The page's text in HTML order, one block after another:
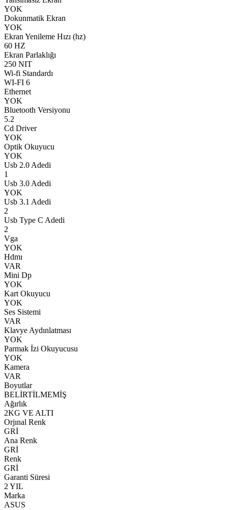
YOK
Dokunmatik Ekran
YOK
Ekran Yenileme Hızı (hz)
60 HZ
Ekran Parlaklığı
250 NIT
Wi-fi Standardı
WI-FI 6
Ethernet
YOK
Bluetooth Versiyonu
5.2
Cd Driver
YOK
Optik Okuyucu
YOK
Usb 2.0 Adedi
1
Usb 3.0 Adedi
YOK
Usb 3.1 Adedi
2
Usb Type C Adedi
2
Vga
YOK
Hdmı
VAR
Mini Dp
YOK
Kart Okuyucu
YOK
Ses Sistemi
VAR
Klavye Aydınlatması
YOK
Parmak İzi Okuyucusu
YOK
Kamera
VAR
Boyutlar
BELİRTİLMEMİŞ
Ağırlık
2KG VE ALTI
Orjınal Renk
GRİ
Ana Renk
GRİ
Renk
GRİ
Garanti Süresi
2 YIL
Marka
ASUS